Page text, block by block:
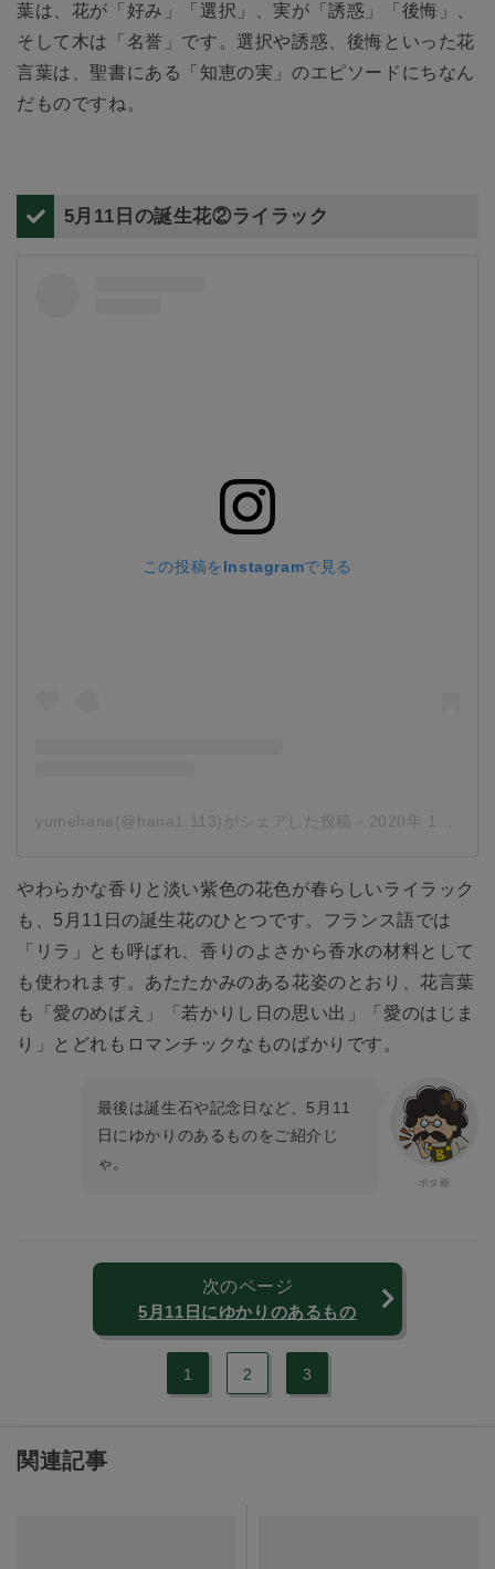
葉は、花が「好み」「選択」、実が「誘惑」「後悔」、
そして木は「名誉」です。選択や誘惑、後悔といった花
言葉は、聖書にある「知恵の実」のエピソードにちなん
だものですね。
5月11日の誕生花②ライラック
この投稿をInstagramで見る
yumehana(@hana1.113)がシェアした投稿 - 2020年 1月月13日午前2時35分PST
やわらかな香りと淡い紫色の花色が春らしいライラック
も、5月11日の誕生花のひとつです。フランス語では
「リラ」とも呼ばれ、香りのよさから香水の材料として
も使われます。あたたかみのある花姿のとおり、花言葉
も「愛のめばえ」「若かりし日の思い出」「愛のはじま
り」とどれもロマンチックなものばかりです。
最後は誕生石や記念日など、5月11
日にゆかりのあるものをご紹介じ
ゃ。
次のページ
5月11日にゆかりのあるもの
1 2 3
関連記事